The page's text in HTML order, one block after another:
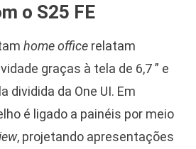
o S25 FE
home officerelatam
graças à tela de 6,7 ” e
da One UI. Em
é ligado a painéis por meio
, projetando apresentações